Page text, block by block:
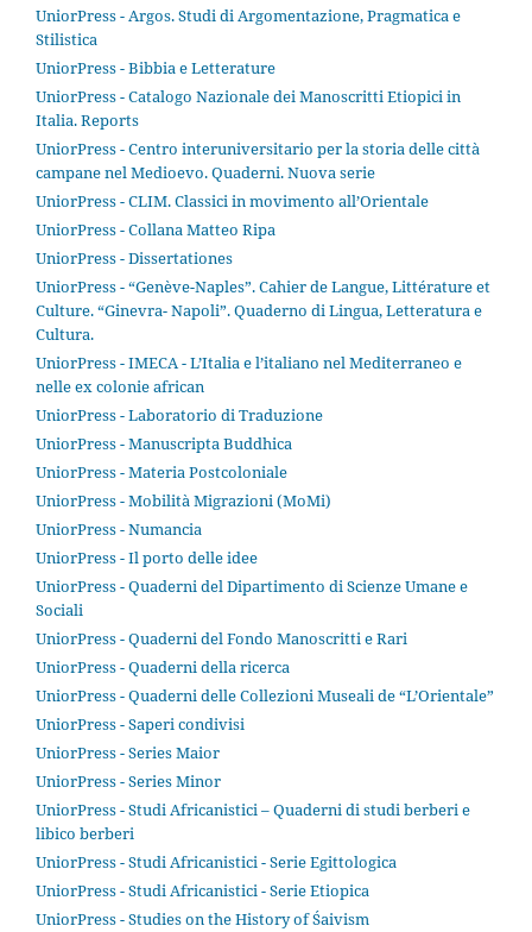
UniorPress - Argos. Studi di Argomentazione, Pragmatica e
Stilistica
UniorPress - Bibbia e Letterature
UniorPress - Catalogo Nazionale dei Manoscritti Etiopici in
Italia. Reports
UniorPress - Centro interuniversitario per la storia delle città
campane nel Medioevo. Quaderni. Nuova serie
UniorPress - CLIM. Classici in movimento all’Orientale
UniorPress - Collana Matteo Ripa
UniorPress - Dissertationes
UniorPress - “Genève-Naples”. Cahier de Langue, Littérature et
Culture. “Ginevra- Napoli”. Quaderno di Lingua, Letteratura e
Cultura.
UniorPress - IMECA - L’Italia e l’italiano nel Mediterraneo e
nelle ex colonie african
UniorPress - Laboratorio di Traduzione
UniorPress - Manuscripta Buddhica
UniorPress - Materia Postcoloniale
UniorPress - Mobilità Migrazioni (MoMi)
UniorPress - Numancia
UniorPress - Il porto delle idee
UniorPress - Quaderni del Dipartimento di Scienze Umane e
Sociali
UniorPress - Quaderni del Fondo Manoscritti e Rari
UniorPress - Quaderni della ricerca
UniorPress - Quaderni delle Collezioni Museali de “L’Orientale”
UniorPress - Saperi condivisi
UniorPress - Series Maior
UniorPress - Series Minor
UniorPress - Studi Africanistici – Quaderni di studi berberi e
libico berberi
UniorPress - Studi Africanistici - Serie Egittologica
UniorPress - Studi Africanistici - Serie Etiopica
UniorPress - Studies on the History of Śaivism